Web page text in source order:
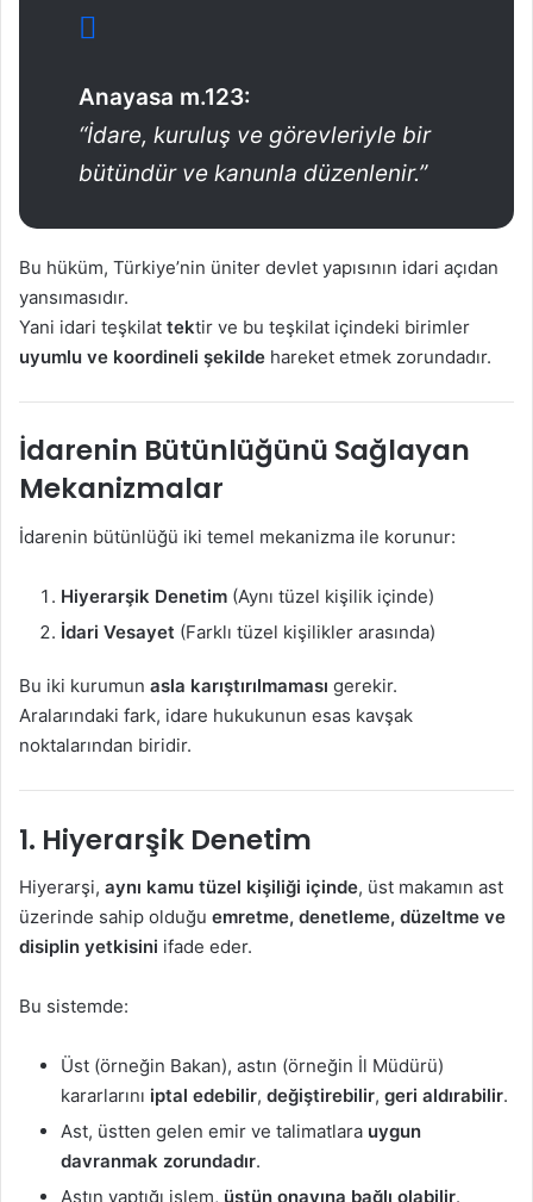
Anayasa m.123:
“İdare, kuruluş ve görevleriyle bir
bütündür ve kanunla düzenlenir.”
Bu hüküm, Türkiye’nin üniter devlet yapısının idari açıdan
yansımasıdır.
Yani idari teşkilat tektir ve bu teşkilat içindeki birimler
uyumlu ve koordineli şekilde hareket etmek zorundadır.
İdarenin Bütünlüğünü Sağlayan
Mekanizmalar
İdarenin bütünlüğü iki temel mekanizma ile korunur:
Hiyerarşik Denetim (Aynı tüzel kişilik içinde)
İdari Vesayet (Farklı tüzel kişilikler arasında)
Bu iki kurumun asla karıştırılmaması gerekir.
Aralarındaki fark, idare hukukunun esas kavşak
noktalarından biridir.
1. Hiyerarşik Denetim
Hiyerarşi, aynı kamu tüzel kişiliği içinde, üst makamın ast
üzerinde sahip olduğu emretme, denetleme, düzeltme ve
disiplin yetkisini ifade eder.
Bu sistemde:
Üst (örneğin Bakan), astın (örneğin İl Müdürü)
kararlarını iptal edebilir, değiştirebilir, geri aldırabilir.
Ast, üstten gelen emir ve talimatlara uygun
davranmak zorundadır.
Astın yaptığı işlem, üstün onayına bağlı olabilir.